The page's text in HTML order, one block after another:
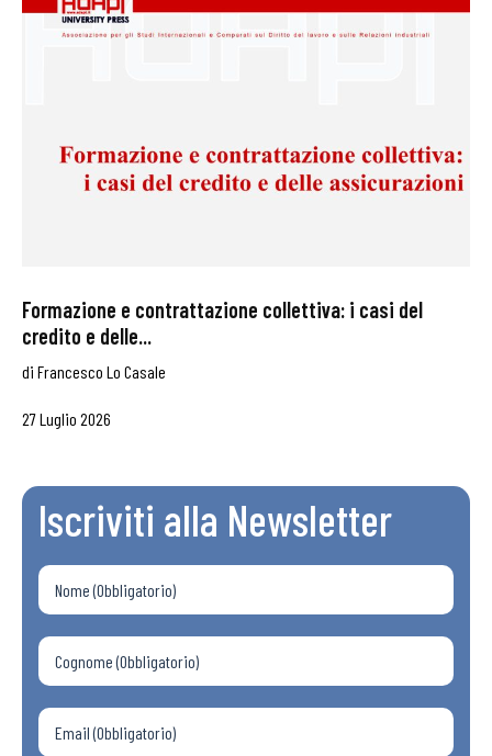
Formazione e contrattazione collettiva: i casi del
credito e delle...
di Francesco Lo Casale
27 Luglio 2026
Iscriviti alla Newsletter